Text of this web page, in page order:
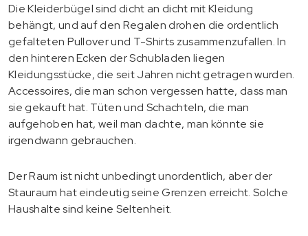
Die Kleiderbügel sind dicht an dicht mit Kleidung
behängt, und auf den Regalen drohen die ordentlich
gefalteten Pullover und T-Shirts zusammenzufallen. In
den hinteren Ecken der Schubladen liegen
Kleidungsstücke, die seit Jahren nicht getragen wurden.
Accessoires, die man schon vergessen hatte, dass man
sie gekauft hat. Tüten und Schachteln, die man
aufgehoben hat, weil man dachte, man könnte sie
irgendwann gebrauchen.
Der Raum ist nicht unbedingt unordentlich, aber der
Stauraum hat eindeutig seine Grenzen erreicht. Solche
Haushalte sind keine Seltenheit.